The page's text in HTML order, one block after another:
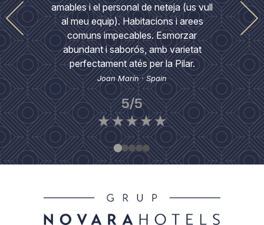
amables i el personal de neteja (us vull
al meu equip). Habitacions i arees
comuns impecables. Esmorzar
abundant i saborós, amb varietat
perfectament atés per la Pilar.
Joan Marín · Spain
5/5